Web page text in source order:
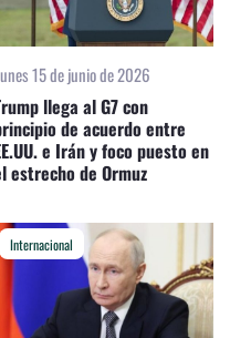
15 de junio de 2026
llega al G7 con
de acuerdo entre
e Irán y foco puesto en
estrecho de Ormuz
Internacional